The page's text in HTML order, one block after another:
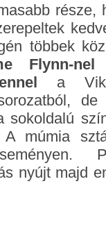
része,
többek
Flynn-nel
a
de
sokoldalú
A múmia
nyújt majd